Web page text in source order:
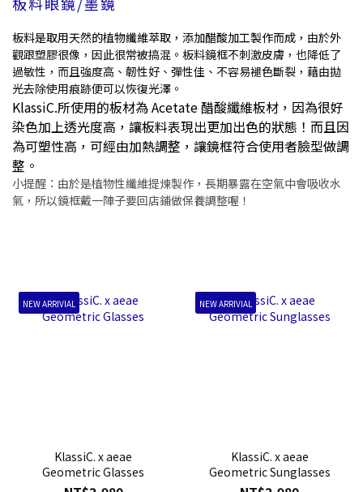
板料是取用天然的植物纖維萃取，添加醋酸加工製作而成， 由於外
觀跟塑膠很像，因此很常被搞混。板料鏡框不刺激皮膚，也降低了
過敏性，而且強度高、韌性好、彈性佳、不容易褪色斷裂，藉由拋
光去除使用痕跡便可以恢復光澤。
KlassiC.所使用的板材為 Acetate 醋酸纖維板材，因為很好
染色加上透光度高，讓板料表現出更加出色的狀態！而且因
為可塑性高，可經由加熱調整，讓鏡框符合使用者臉型做調
整。
小提醒：由於是植物性纖維提煉製作，長期暴露在空氣中會吸收水
氣，所以鏡框戴一陣子要回店鋪做保養調整喔！
NEW ARRIVIAL
KlassiC. x aeae
Geometric Glasses
NEW ARRIVIAL
KlassiC. x aeae
Geometric Sunglasses